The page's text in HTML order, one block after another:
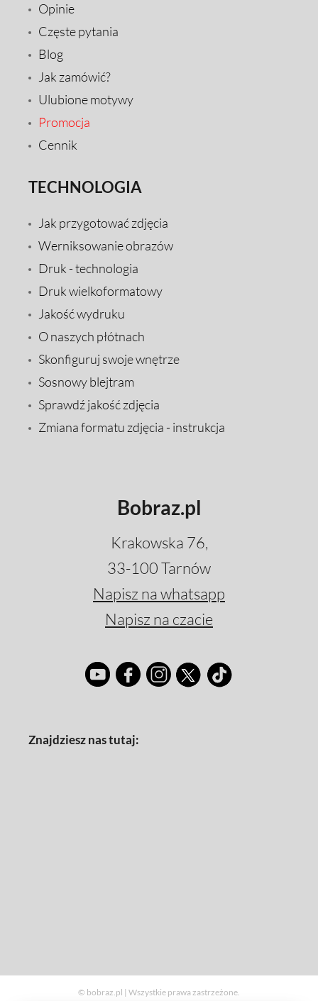
Opinie
Częste pytania
Blog
Jak zamówić?
Ulubione motywy
Promocja
Cennik
TECHNOLOGIA
Jak przygotować zdjęcia
Werniksowanie obrazów
Druk - technologia
Druk wielkoformatowy
Jakość wydruku
O naszych płótnach
Skonfiguruj swoje wnętrze
Sosnowy blejtram
Sprawdź jakość zdjęcia
Zmiana formatu zdjęcia - instrukcja
Bobraz.pl
Krakowska 76,
33-100 Tarnów
Napisz na whatsapp
Napisz na czacie
Znajdziesz nas tutaj:
© bobraz.pl | Wszystkie prawa zastrzeżone.